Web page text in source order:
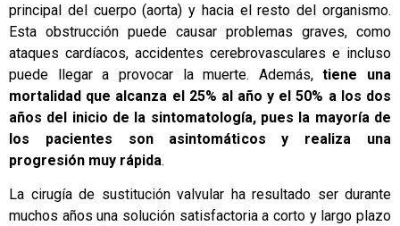
principal del cuerpo (aorta) y hacia el resto del organismo.
Esta obstrucción puede causar problemas graves, como
ataques cardíacos, accidentes cerebrovasculares e incluso
puede llegar a provocar la muerte. Además,tiene una
mortalidad que alcanza el 25% al año y el 50% a los dos
años del inicio de la sintomatología, pues la mayoría de
los pacientes son asintomáticos y realiza una
progresión muy rápida.
La cirugía de sustitución valvular ha resultado ser durante
muchos años una solución satisfactoria a corto y largo plazo